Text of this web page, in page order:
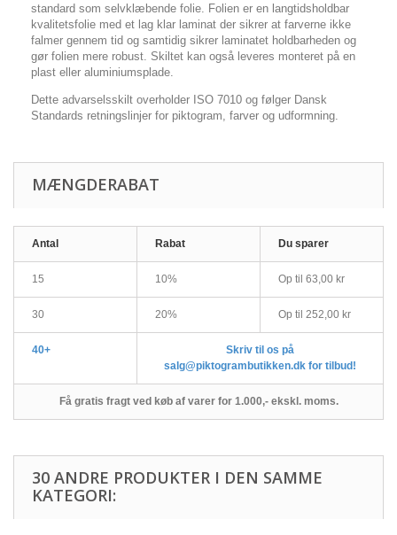
standard som selvklæbende folie. Folien er en langtidsholdbar
kvalitetsfolie med et lag klar laminat der sikrer at farverne ikke
falmer gennem tid og samtidig sikrer laminatet holdbarheden og
gør folien mere robust. Skiltet kan også leveres monteret på en
plast eller aluminiumsplade.
Dette advarselsskilt overholder ISO 7010 og følger Dansk
Standards retningslinjer for piktogram, farver og udformning.
MÆNGDERABAT
Antal Rabat Du sparer
15 10% Op til 63,00 kr
30 20% Op til 252,00 kr
40+
Skriv til os på
salg@piktogrambutikken.dk for tilbud!
Få gratis fragt ved køb af varer for 1.000,- ekskl. moms.
30 ANDRE PRODUKTER I DEN SAMME
KATEGORI: